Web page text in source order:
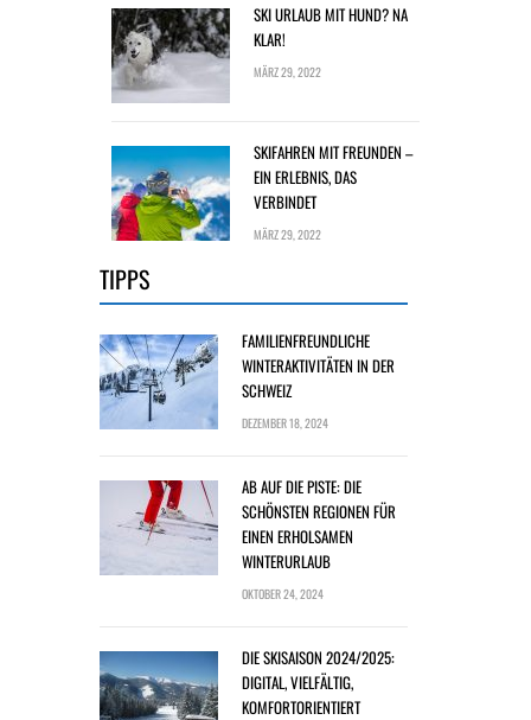
SKI URLAUB MIT HUND? NA
KLAR!
MÄRZ 29, 2022
SKIFAHREN MIT FREUNDEN –
EIN ERLEBNIS, DAS
VERBINDET
MÄRZ 29, 2022
TIPPS
FAMILIENFREUNDLICHE
WINTERAKTIVITÄTEN IN DER
SCHWEIZ
DEZEMBER 18, 2024
AB AUF DIE PISTE: DIE
SCHÖNSTEN REGIONEN FÜR
EINEN ERHOLSAMEN
WINTERURLAUB
OKTOBER 24, 2024
DIE SKISAISON 2024/2025:
DIGITAL, VIELFÄLTIG,
KOMFORTORIENTIERT